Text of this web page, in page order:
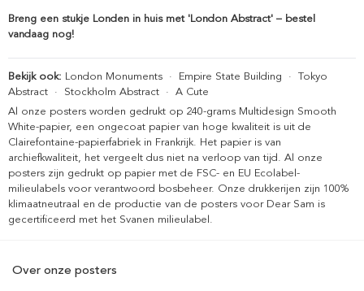
Breng een stukje Londen in huis met 'London Abstract' – bestel
vandaag nog!
Bekijk ook: London Monuments · Empire State Building · Tokyo
Abstract · Stockholm Abstract · A Cute
Al onze posters worden gedrukt op 240-grams Multidesign Smooth
White-papier, een ongecoat papier van hoge kwaliteit is uit de
Clairefontaine-papierfabriek in Frankrijk. Het papier is van
archiefkwaliteit, het vergeelt dus niet na verloop van tijd. Al onze
posters zijn gedrukt op papier met de FSC- en EU Ecolabel-
milieulabels voor verantwoord bosbeheer. Onze drukkerijen zijn 100%
klimaatneutraal en de productie van de posters voor Dear Sam is
gecertificeerd met het Svanen milieulabel.
Over onze posters